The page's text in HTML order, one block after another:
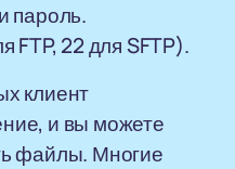
пароль.
FTP, 22 для SFTP).
клиент
и вы можете
файлы. Многие